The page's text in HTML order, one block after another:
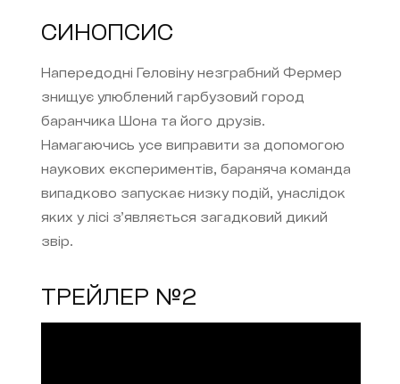
СИНОПСИС
Напередодні Геловіну незграбний Фермер
знищує улюблений гарбузовий город
баранчика Шона та його друзів.
Намагаючись усе виправити за допомогою
наукових експериментів, бараняча команда
випадково запускає низку подій, унаслідок
яких у лісі з’являється загадковий дикий
звір.
ТРЕЙЛЕР №2